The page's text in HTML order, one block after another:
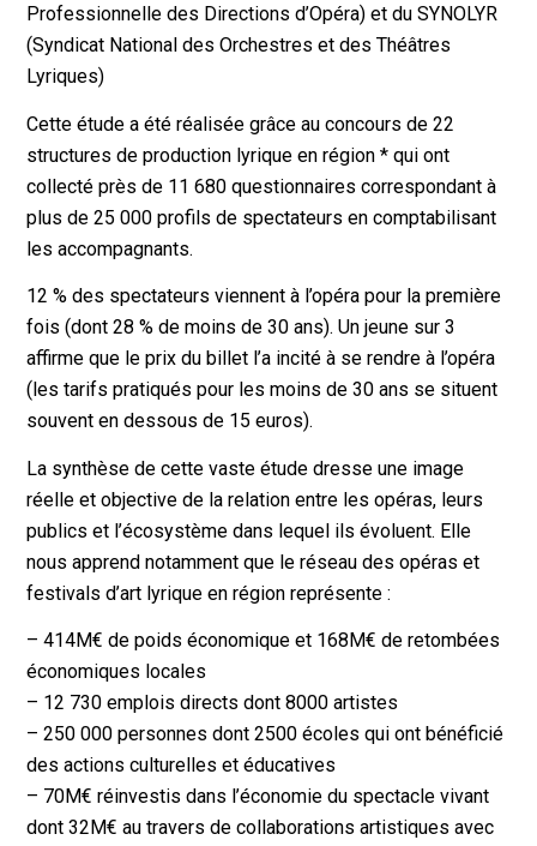
Professionnelle des Directions d’Opéra) et du SYNOLYR
(Syndicat National des Orchestres et des Théâtres
Lyriques)
Cette étude a été réalisée grâce au concours de 22
structures de production lyrique en région * qui ont
collecté près de 11 680 questionnaires correspondant à
plus de 25 000 profils de spectateurs en comptabilisant
les accompagnants.
12 % des spectateurs viennent à l’opéra pour la première
fois (dont 28 % de moins de 30 ans). Un jeune sur 3
affirme que le prix du billet l’a incité à se rendre à l’opéra
(les tarifs pratiqués pour les moins de 30 ans se situent
souvent en dessous de 15 euros).
La synthèse de cette vaste étude dresse une image
réelle et objective de la relation entre les opéras, leurs
publics et l’écosystème dans lequel ils évoluent. Elle
nous apprend notamment que le réseau des opéras et
festivals d’art lyrique en région représente :
– 414M€ de poids économique et 168M€ de retombées
économiques locales
– 12 730 emplois directs dont 8000 artistes
– 250 000 personnes dont 2500 écoles qui ont bénéficié
des actions culturelles et éducatives
– 70M€ réinvestis dans l’économie du spectacle vivant
dont 32M€ au travers de collaborations artistiques avec